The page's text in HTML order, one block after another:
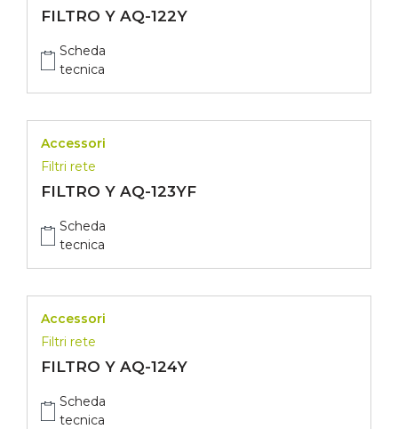
FILTRO Y AQ-122Y
Scheda
tecnica
Accessori
Filtri rete
FILTRO Y AQ-123YF
Scheda
tecnica
Accessori
Filtri rete
FILTRO Y AQ-124Y
Scheda
tecnica